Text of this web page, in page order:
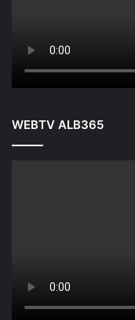
WEBTV ALB365